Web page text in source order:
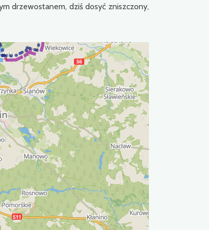
drzewostanem, dziś dosyć zniszczony,